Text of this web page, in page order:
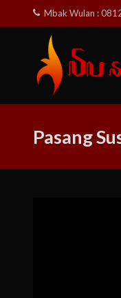
to
Mbak Wulan :
Pasang